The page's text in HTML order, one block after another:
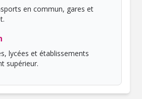
en commun, gares et
lycées et établissements
supérieur.